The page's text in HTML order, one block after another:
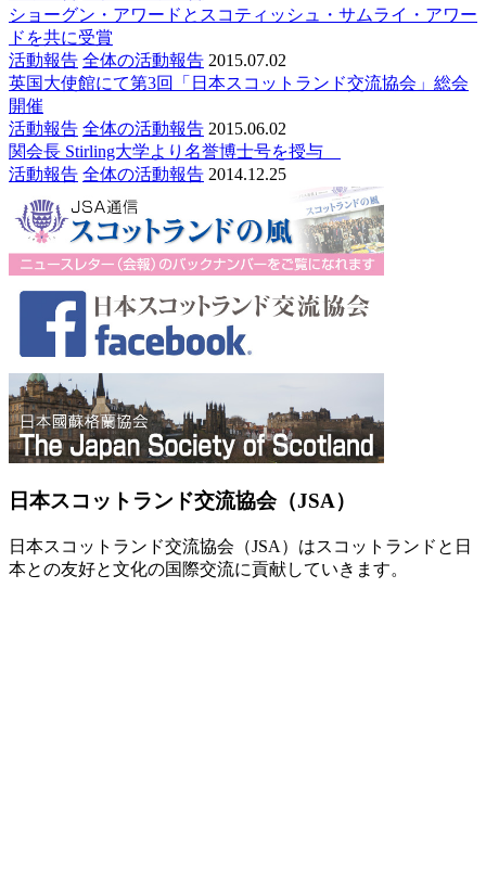
ショーグン・アワードとスコティッシュ・サムライ・アワー
ドを共に受賞
活動報告 全体の活動報告 2015.07.02
英国大使館にて第3回「日本スコットランド交流協会」総会
開催
活動報告 全体の活動報告 2015.06.02
関会長 Stirling大学より名誉博士号を授与
活動報告 全体の活動報告 2014.12.25
日本スコットランド交流協会（JSA）
日本スコットランド交流協会（JSA）はスコットランドと日
本との友好と文化の国際交流に貢献していきます。